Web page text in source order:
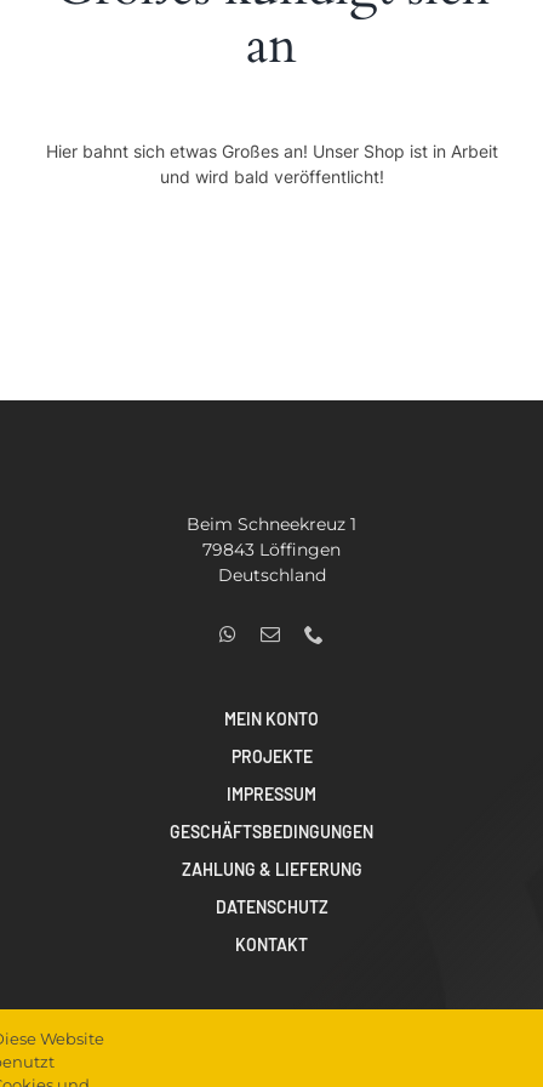
an
Hier bahnt sich etwas Großes an! Unser Shop ist in Arbeit
und wird bald veröffentlicht!
Beim Schneekreuz 1
79843 Löffingen
Deutschland
MEIN KONTO
PROJEKTE
IMPRESSUM
GESCHÄFTSBEDINGUNGEN
ZAHLUNG & LIEFERUNG
DATENSCHUTZ
KONTAKT
Website